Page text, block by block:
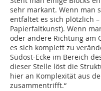
sehr markant. Wenn man
entfaltet es sich plötzlich
Papierfaltkunst). Wenn
oder andere Richtung am
es sich komplett zu
Südost-Ecke im Bereich
dieser Stelle löst die
hier an Komplexität aus